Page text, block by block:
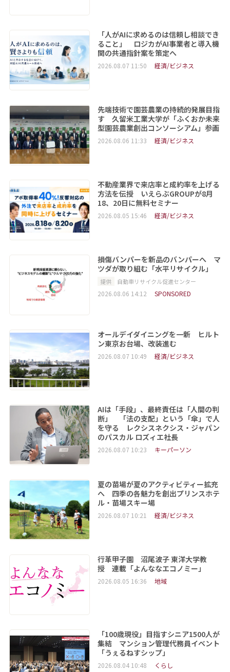
「人がAIに求めるのは信頼し相談でき
ること」 ロジカがAI事業者と導入機
関の共通指針案を策定へ
2026.08.07 11:50 経済/ビジネス
先端技術で園芸農業の持続的発展目指
す 久留米工業大学が「ふくおか未来
型園芸農業創出コンソーシアム」参画
2026.08.06 11:33 経済/ビジネス
不動産業界で来店率と成約率を上げる
方法を伝授 いえらぶGROUPが8月
18、20日に無料セミナー
2026.08.05 15:46 経済/ビジネス
損傷バンパーを新品のバンパーへ マ
ツダが取り組む「水平リサイクル」
提供 自動車リサイクル促進センター
2026.08.06 14:12 SPONSORED
オールデイダイニングを一新 ヒルト
ン東京お台場、改装進む
2026.08.07 10:49 経済/ビジネス
AIは「手段」、最終責任は「人間の判
断」 「法の支配」という「傘」で人
を守る レクシスネクシス・ジャパン
のパスカル ロズィエ社長
2026.08.07 10:23 キーパーソン
夏の苗場が夏のアクティビティー拡充
へ 四季の各魅力を創出プリンスホテ
ル・苗場スキー場
2026.08.07 10:21 経済/ビジネス
行革甲子園 沼尾波子 東洋大学教
授 連載「よんななエコノミー」
2026.08.05 16:36 地域
「100歳現役」目指すシニア1500人が
集結 マンション管理代務員イベント
「うぇるねすシップ」
2026.08.04 10:48 くらし